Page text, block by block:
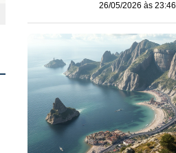
26/05/2026 às 23:46